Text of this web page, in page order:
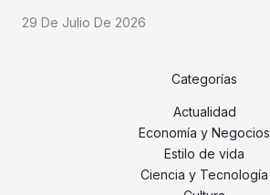
29 De Julio De 2026
Categorías
Actualidad
Economía y Negocios
Estilo de vida
Ciencia y Tecnología